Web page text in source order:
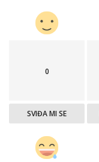
0
SVIĐA MI SE